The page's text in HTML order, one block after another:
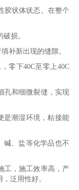
胶状体状态。在整个
损。
补新出现的缝隙。
零下40C至零上40C
孔和细微裂缝，实现
是潮湿环境，粘接能
碱、盐等化学品也不
工，施工效率高，产
泛用性好。